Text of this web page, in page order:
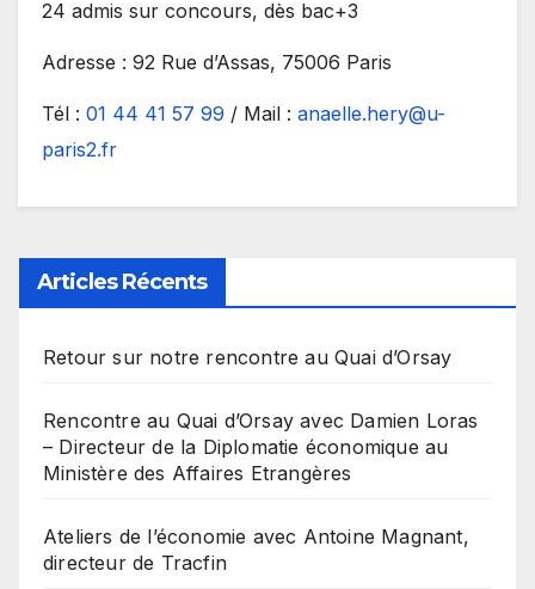
24 admis sur concours, dès bac+3
Adresse : 92 Rue d’Assas, 75006 Paris
Tél : 01 44 41 57 99 / Mail : anaelle.hery@u-
paris2.fr
Articles Récents
Retour sur notre rencontre au Quai d’Orsay
Rencontre au Quai d’Orsay avec Damien Loras
– Directeur de la Diplomatie économique au
Ministère des Affaires Etrangères
Ateliers de l’économie avec Antoine Magnant,
directeur de Tracfin